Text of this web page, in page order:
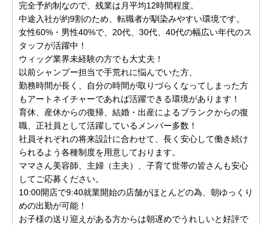
完全予約制なので、残業は月平均12時間程度。
中途入社が約9割のため、転職者が馴染みやすい環境です。
女性60%・男性40%で、20代、30代、40代の幅広い年代のス
タッフが活躍中！
ウィッグ業界未経験の方でも大丈夫！
以前シャンプー担当で手荒れに悩んでいた方、
勤務時間が長く、自分の時間が取りづらくなってしまった方
もアートネイチャーであれば活躍できる環境があります！
育休、産休からの復帰、結婚・出産によるブランクからの復
職、正社員として活躍しているメンバー多数！
社員それぞれの将来設計に合わせて、長く安心して働き続け
られるよう各種制度を用意しております。
ママさん美容師、主婦（主夫）、子育て世帯の皆さんも安心
してご応募ください。
10:00開店で9:40就業開始の店舗がほとんどの為、朝ゆっくり
めの出勤が可能！
お子様の送り迎えがある方からは朝遅めでうれしいと好評で